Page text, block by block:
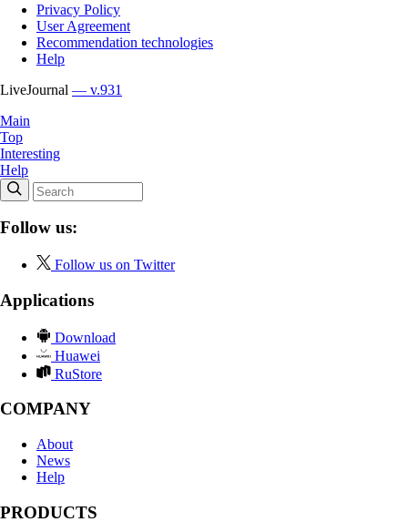
Privacy Policy
User Agreement
Recommendation technologies
Help
LiveJournal — v.931
Main
Top
Interesting
Help
Follow us:
Follow us on Twitter
Applications
Download
Huawei
RuStore
COMPANY
About
News
Help
PRODUCTS